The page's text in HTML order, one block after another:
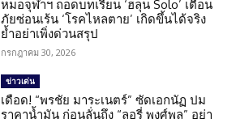
หมอจุฬาฯ ถอดบทเรียน ‘ฮลุน Solo’ เตือน
ภัยซ่อนเร้น ‘โรคไหลตาย’ เกิดขึ้นได้จริง
ย้ำอย่าเพิ่งด่วนสรุป
กรกฎาคม 30, 2026
ข่าวเด่น
เดือด! “พรชัย มาระเนตร์” ซัดเอกนัฏ ปม
ราคาน้ำมัน ก่อนลั่นถึง “ลอรี่ พงศ์พล” อย่า